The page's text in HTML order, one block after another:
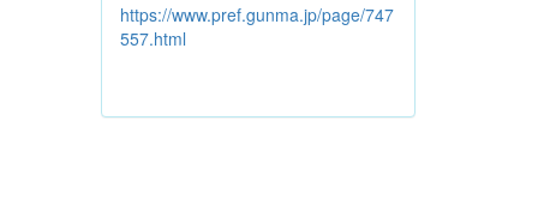
https://www.pref.gunma.jp/page/747
557.html